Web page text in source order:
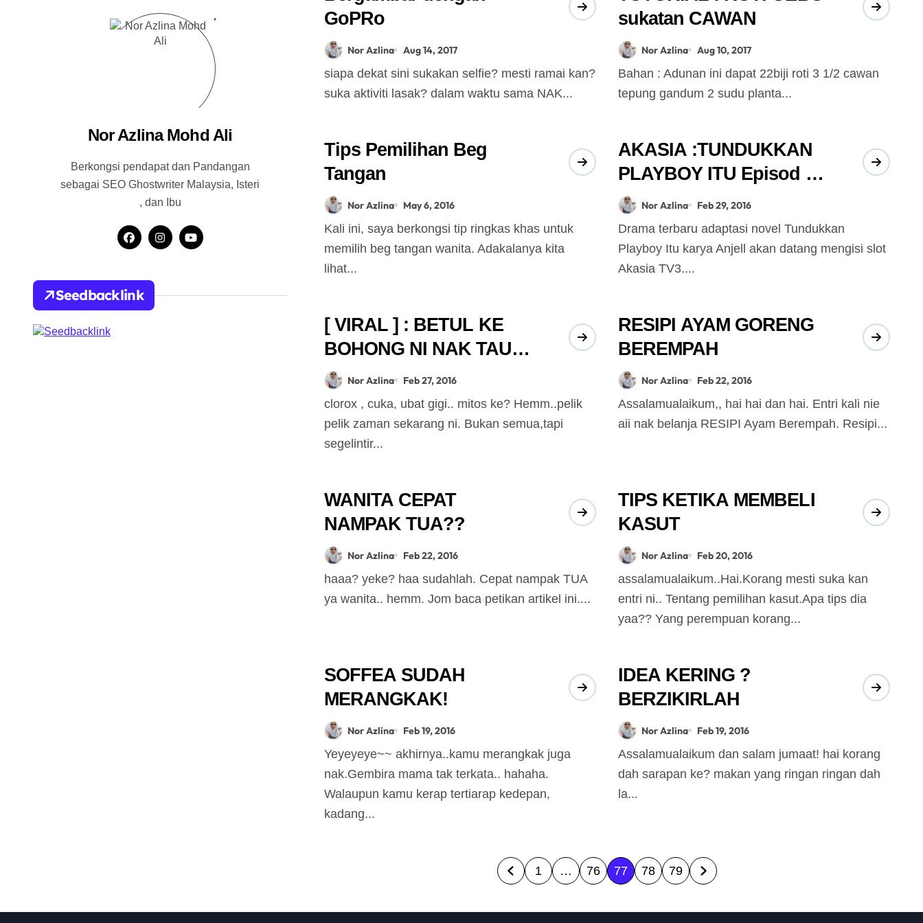
Nor Azlina Mohd Ali
Berkongsi pendapat dan Pandangan
sebagai SEO Ghostwriter Malaysia, Isteri
, dan Ibu
Seedbacklink
GoPRo
Nor Azlina Aug 14, 2017
siapa dekat sini sukakan selfie? mesti ramai kan?
suka aktiviti lasak? dalam waktu sama NAK...
sukatan CAWAN
Nor Azlina Aug 10, 2017
Bahan : Adunan ini dapat 22biji roti 3 1/2 cawan
tepung gandum 2 sudu planta...
Tips Pemilihan Beg
Tangan
Nor Azlina May 6, 2016
Kali ini, saya berkongsi tip ringkas khas untuk
memilih beg tangan wanita. Adakalanya kita
lihat...
AKASIA :TUNDUKKAN
PLAYBOY ITU Episod 1 –
2
Nor Azlina Feb 29, 2016
Drama terbaru adaptasi novel Tundukkan
Playboy Itu karya Anjell akan datang mengisi slot
Akasia TV3....
[ VIRAL ] : BETUL KE
BOHONG NI NAK TAU
SAMADA
MENGANDUNG ATAU
TAK
Nor Azlina Feb 27, 2016
clorox , cuka, ubat gigi.. mitos ke? Hemm..pelik
pelik zaman sekarang ni. Bukan semua,tapi
segelintir...
RESIPI AYAM GORENG
BEREMPAH
Nor Azlina Feb 22, 2016
Assalamualaikum,, hai hai dan hai. Entri kali nie
aii nak belanja RESIPI Ayam Berempah. Resipi...
WANITA CEPAT
NAMPAK TUA??
Nor Azlina Feb 22, 2016
haaa? yeke? haa sudahlah. Cepat nampak TUA
ya wanita.. hemm. Jom baca petikan artikel ini....
TIPS KETIKA MEMBELI
KASUT
Nor Azlina Feb 20, 2016
assalamualaikum..Hai.Korang mesti suka kan
entri ni.. Tentang pemilihan kasut.Apa tips dia
yaa?? Yang perempuan korang...
SOFFEA SUDAH
MERANGKAK!
Nor Azlina Feb 19, 2016
Yeyeyeye~~ akhirnya..kamu merangkak juga
nak.Gembira mama tak terkata.. hahaha.
Walaupun kamu kerap tertiarap kedepan,
kadang...
IDEA KERING ?
BERZIKIRLAH
Nor Azlina Feb 19, 2016
Assalamualaikum dan salam jumaat! hai korang
dah sarapan ke? makan yang ringan ringan dah
la...
P
1 … 76 77 78 79